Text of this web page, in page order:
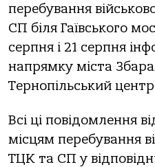
перебування
СП біля Гаївського
серпня і 21 серпня
напрямку міста
Тернопільський
Всі ці повідомлення
місцям перебування
ТЦК та СП у